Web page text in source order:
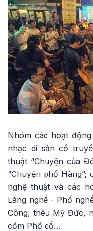
Nhóm các hoạt
nhạc di sản cổ
thuật “Chuyện của
“Chuyện phố Hàng”;
nghệ thuật và các
Làng nghề - Phố
Công, thêu Mỹ Đức,
cốm Phố cổ…